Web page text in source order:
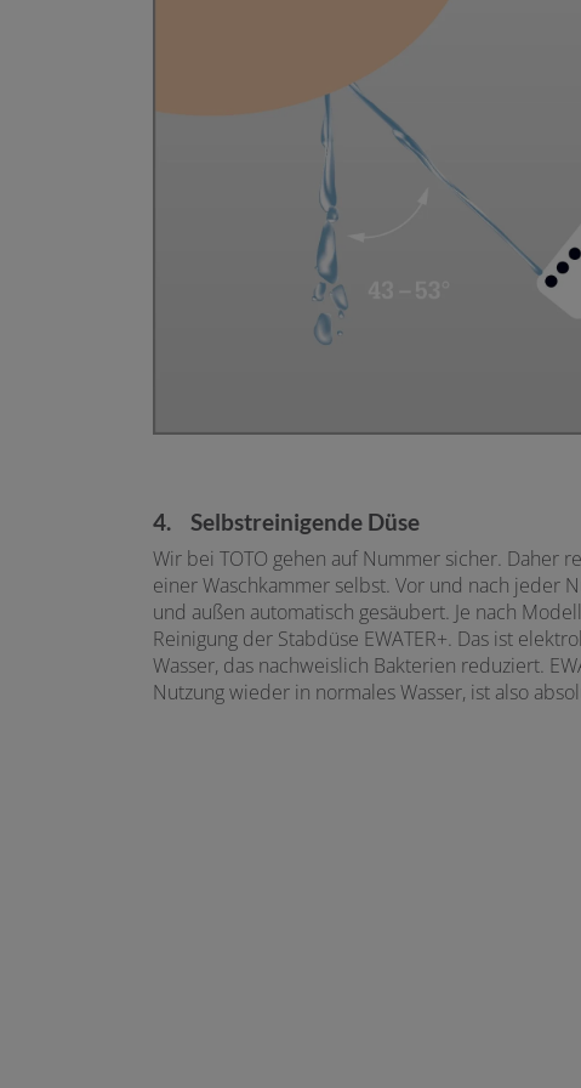
4. Selbstreinigende Düse
Wir bei TOTO gehen auf Nummer sicher. Daher
einer Waschkammer selbst. Vor und nach jeder
und außen automatisch gesäubert. Je nach
Reinigung der Stabdüse EWATER+. Das ist
Wasser, das nachweislich Bakterien reduziert.
Nutzung wieder in normales Wasser, ist also